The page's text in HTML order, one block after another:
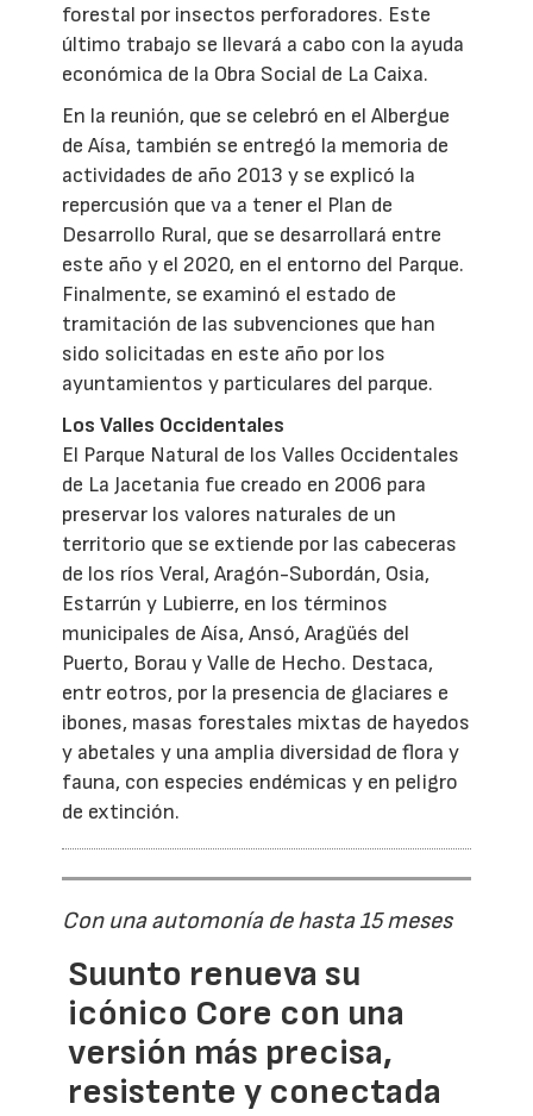
forestal por insectos perforadores. Este
último trabajo se llevará a cabo con la ayuda
económica de la Obra Social de La Caixa.
En la reunión, que se celebró en el Albergue
de Aísa, también se entregó la memoria de
actividades de año 2013 y se explicó la
repercusión que va a tener el Plan de
Desarrollo Rural, que se desarrollará entre
este año y el 2020, en el entorno del Parque.
Finalmente, se examinó el estado de
tramitación de las subvenciones que han
sido solicitadas en este año por los
ayuntamientos y particulares del parque.
Los Valles Occidentales
El Parque Natural de los Valles Occidentales
de La Jacetania fue creado en 2006 para
preservar los valores naturales de un
territorio que se extiende por las cabeceras
de los ríos Veral, Aragón-Subordán, Osia,
Estarrún y Lubierre, en los términos
municipales de Aísa, Ansó, Aragüés del
Puerto, Borau y Valle de Hecho. Destaca,
entr eotros, por la presencia de glaciares e
ibones, masas forestales mixtas de hayedos
y abetales y una amplia diversidad de flora y
fauna, con especies endémicas y en peligro
de extinción.
Con una automonía de hasta 15 meses
Suunto renueva su
icónico Core con una
versión más precisa,
resistente y conectada